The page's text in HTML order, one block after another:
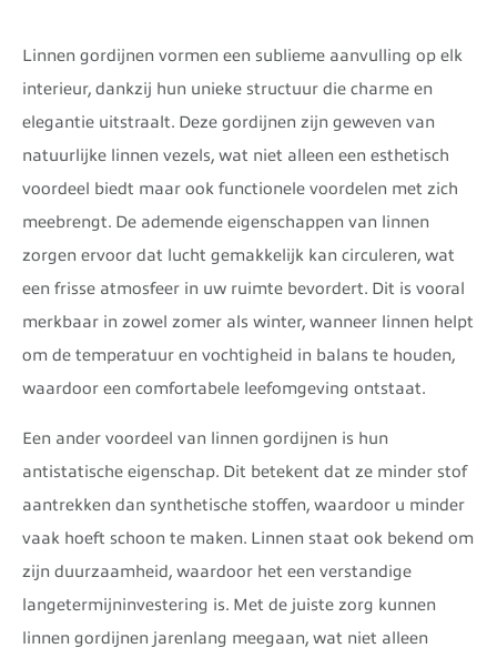
Linnen gordijnen vormen een sublieme aanvulling op elk
interieur, dankzij hun unieke structuur die charme en
elegantie uitstraalt. Deze gordijnen zijn geweven van
natuurlijke linnen vezels, wat niet alleen een esthetisch
voordeel biedt maar ook functionele voordelen met zich
meebrengt. De ademende eigenschappen van linnen
zorgen ervoor dat lucht gemakkelijk kan circuleren, wat
een frisse atmosfeer in uw ruimte bevordert. Dit is vooral
merkbaar in zowel zomer als winter, wanneer linnen helpt
om de temperatuur en vochtigheid in balans te houden,
waardoor een comfortabele leefomgeving ontstaat.
Een ander voordeel van linnen gordijnen is hun
antistatische eigenschap. Dit betekent dat ze minder stof
aantrekken dan synthetische stoffen, waardoor u minder
vaak hoeft schoon te maken. Linnen staat ook bekend om
zijn duurzaamheid, waardoor het een verstandige
langetermijninvestering is. Met de juiste zorg kunnen
linnen gordijnen jarenlang meegaan, wat niet alleen